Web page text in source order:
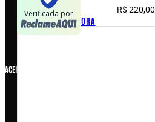
R$ 220,00
COMPRAR AGORA
Verificada por